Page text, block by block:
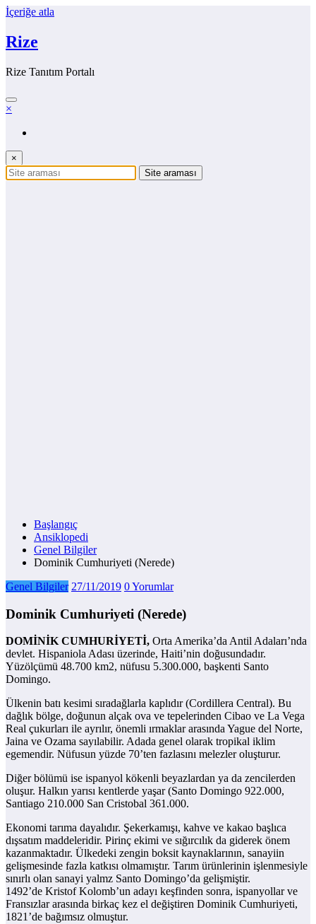
İçeriğe atla
Rize
Rize Tanıtım Portalı
×
×
Başlangıç
Ansiklopedi
Genel Bilgiler
Dominik Cumhuriyeti (Nerede)
Genel Bilgiler 27/11/2019 0 Yorumlar
Dominik Cumhuriyeti (Nerede)
DOMİNİK CUMHURİYETİ, Orta Amerika’da Antil Adaları’nda
devlet. Hispaniola Adası üzerinde, Haiti’nin doğusundadır.
Yüzölçümü 48.700 km2, nüfusu 5.300.000, başkenti Santo
Domingo.
Ülkenin batı kesimi sıradağlarla kaplıdır (Cordillera Central). Bu
dağlık bölge, doğunun alçak ova ve tepelerinden Cibao ve La Vega
Real çukurları ile ayrılır, önemli ırmaklar arasında Yague del Norte,
Jaina ve Ozama sayılabilir. Adada genel olarak tropikal iklim
egemendir. Nüfusun yüzde 70’ten fazlasını melezler oluşturur.
Diğer bölümü ise ispanyol kökenli beyazlardan ya da zencilerden
oluşur. Halkın yarısı kentlerde yaşar (Santo Domingo 922.000,
Santiago 210.000 San Cristobal 361.000.
Ekonomi tarıma dayalıdır. Şekerkamışı, kahve ve kakao başlıca
dışsatım maddeleridir. Pirinç ekimi ve sığırcılık da giderek önem
kazanmaktadır. Ülkedeki zengin boksit kaynaklarının, sanayiin
gelişmesinde fazla katkısı olmamıştır. Tarım ürünlerinin işlenmesiyle
sınırlı olan sanayi yalmz Santo Domingo’da gelişmiştir.
1492’de Kristof Kolomb’un adayı keşfinden sonra, ispanyollar ve
Fransızlar arasında birkaç kez el değiştiren Dominik Cumhuriyeti,
1821’de bağımsız olmuştur.